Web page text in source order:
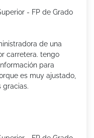
- FP de Grado
de una
carretera. tengo
para
es muy ajustado,
gracias.